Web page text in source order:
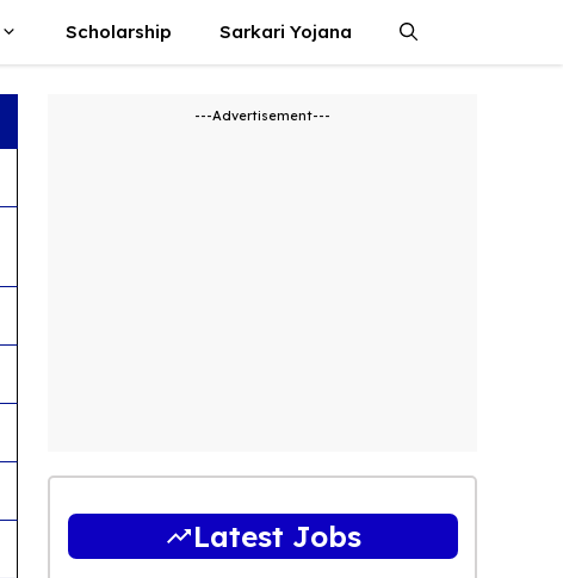
Scholarship Sarkari Yojana
---Advertisement---
Latest Jobs